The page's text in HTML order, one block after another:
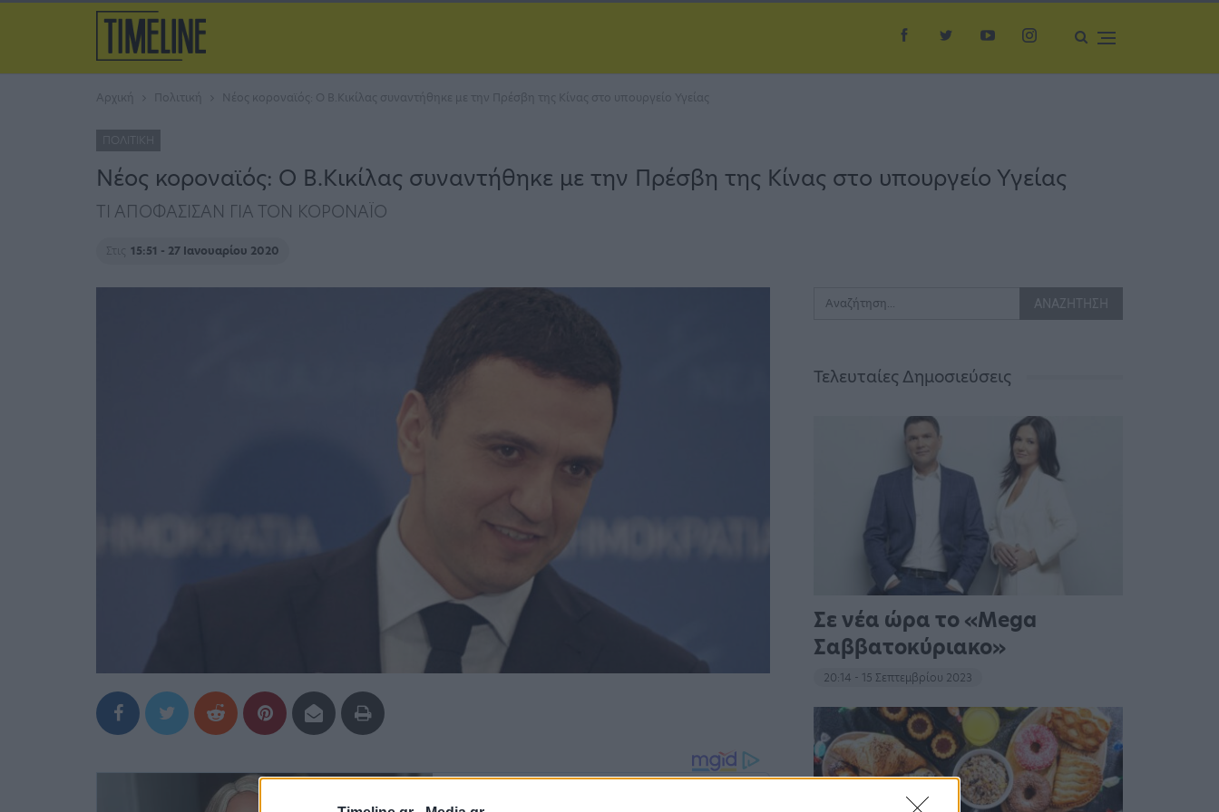
Αρχική Πολιτική Νέος κοροναϊός: Ο Β.Κικίλας συναντήθηκε με την Πρέσβη της Κίνας στο υπουργείο Υγείας
ΠΟΛΙΤΙΚΉ
Νέος κοροναϊός: Ο Β.Κικίλας συναντήθηκε με την Πρέσβη της Κίνας στο υπουργείο Υγείας
ΤΙ ΑΠΟΦΑΣΙΣΑΝ ΓΙΑ ΤΟΝ ΚΟΡΟΝΑΪΟ
Στις 15:51 - 27 Ιανουαρίου 2020
Τελευταίες Δημοσιεύσεις
Σε νέα ώρα το «Mega
Σαββατοκύριακο»
20:14 - 15 Σεπτεμβρίου 2023